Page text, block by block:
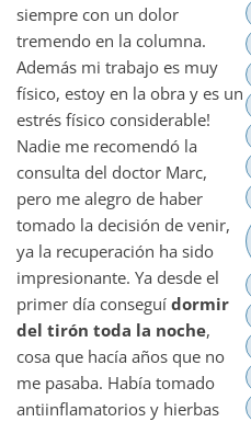
siempre con un dolor
tremendo en la columna.
Además mi trabajo es muy
físico, estoy en la obra y es un
estrés físico considerable!
Nadie me recomendó la
consulta del doctor Marc,
pero me alegro de haber
tomado la decisión de venir,
ya la recuperación ha sido
impresionante. Ya desde el
primer día conseguí dormir
del tirón toda la noche,
cosa que hacía años que no
me pasaba. Había tomado
antiinflamatorios y hierbas